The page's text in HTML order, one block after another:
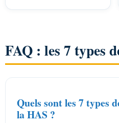
FAQ : les 7 types
Quels sont les 7 types
la HAS ?